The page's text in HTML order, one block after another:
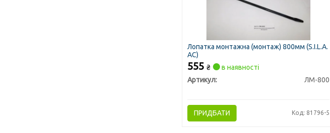
Лопатка монтажна (монтаж) 800мм (S.I.L.A.
AC)
555 ₴
в наявності
Артикул:
ЛМ-800
ПРИДБАТИ Код: 81796-5